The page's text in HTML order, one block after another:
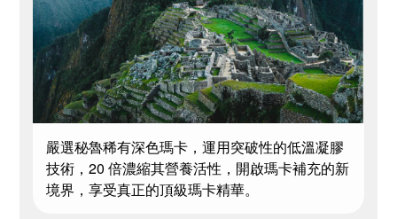
嚴選秘魯稀有深色瑪卡，運用突破性的低溫凝膠
技術，20 倍濃縮其營養活性，開啟瑪卡補充的新
境界，享受真正的頂級瑪卡精華。